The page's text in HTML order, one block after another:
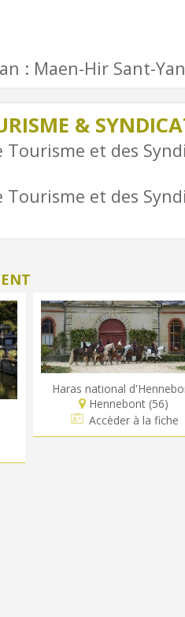
: Maen-Hir Sant-
&
Tourisme et des
Tourisme et des
Haras national
Hennebont (56)
Accèder à la fiche